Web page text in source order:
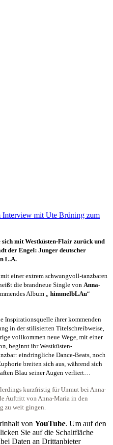
mit Westküsten-Flair zurück und
der Engel: Junger deutscher
L.A.
einer extrem schwungvoll-tanzbaren
die brandneue Single von Anna-
Album „ himmelbLAu“
Inspirationsquelle ihrer kommenden
in der stilisierten Titelschreibweise,
vollkommen neue Wege, mit einer
beginnt ihr Westküsten-
eindringliche Dance-Beats, noch
breiten sich aus, während sich
Blau seiner Augen verliert…
kurzfristig für Unmut bei Anna-
Auftritt von Anna-Maria in den
zu weit gingen.
von YouTube. Um auf den
Sie auf die Schaltfläche
Daten an Drittanbieter